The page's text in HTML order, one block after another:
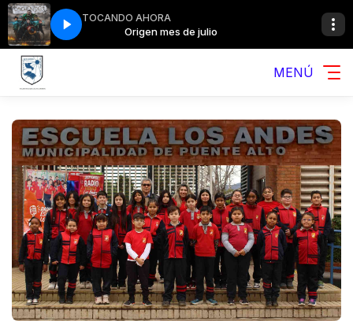
TOCANDO AHORA
Origen mes de julio
MENÚ